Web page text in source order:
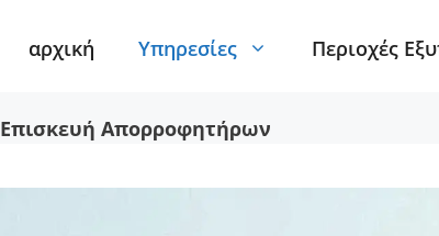
αρχική Υπηρεσίες Περιοχές
Επισκευή Απορροφητήρων